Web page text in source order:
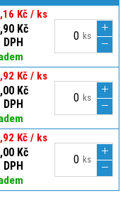
Kč / ks
Kč
ks
Kč / ks
Kč
ks
Kč / ks
Kč
ks